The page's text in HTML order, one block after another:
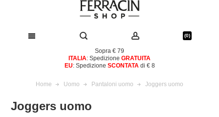
(0)
Sopra € 79
ITALIA: Spedizione GRATUITA
EU: Spedizione SCONTATAdi € 8
Home Uomo Pantaloni uomo Joggers uomo
Joggers uomo